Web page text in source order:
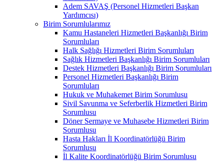
Adem SAVAŞ (Personel Hizmetleri Başkan
Yardımcısı)
Birim Sorumlularımız
Kamu Hastaneleri Hizmetleri Başkanlığı Birim
Sorumluları
Halk Sağlığı Hizmetleri Birim Sorumluları
Sağlık Hizmetleri Başkanlığı Birim Sorumluları
Destek Hizmetleri Başkanlığı Birim Sorumluları
Personel Hizmetleri Başkanlığı Birim
Sorumluları
Hukuk ve Muhakemet Birim Sorumlusu
Sivil Savunma ve Seferberlik Hizmetleri Birim
Sorumlusu
Döner Sermaye ve Muhasebe Hizmetleri Birim
Sorumlusu
Hasta Hakları İl Koordinatörlüğü Birim
Sorumlusu
İl Kalite Koordinatörlüğü Birim Sorumlusu